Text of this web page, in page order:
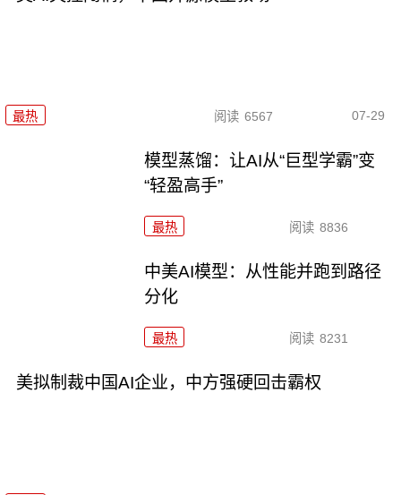
最热 阅读 6567 07-29
模型蒸馏：让AI从“巨型学霸”变
“轻盈高手”
最热 阅读 8836
中美AI模型：从性能并跑到路径
分化
最热 阅读 8231
美拟制裁中国AI企业，中方强硬回击霸权